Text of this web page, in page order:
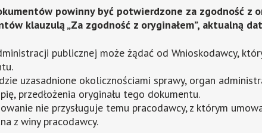
powinny być potwierdzone za zgodność z
klauzulą „Za zgodność z oryginałem”, aktualną
publicznej może żądać od Wnioskodawcy,
uzasadnione okolicznościami sprawy, organ
przedłożenia oryginału tego dokumentu.
nie przysługuje temu pracodawcy, z którym
z winy pracodawcy.